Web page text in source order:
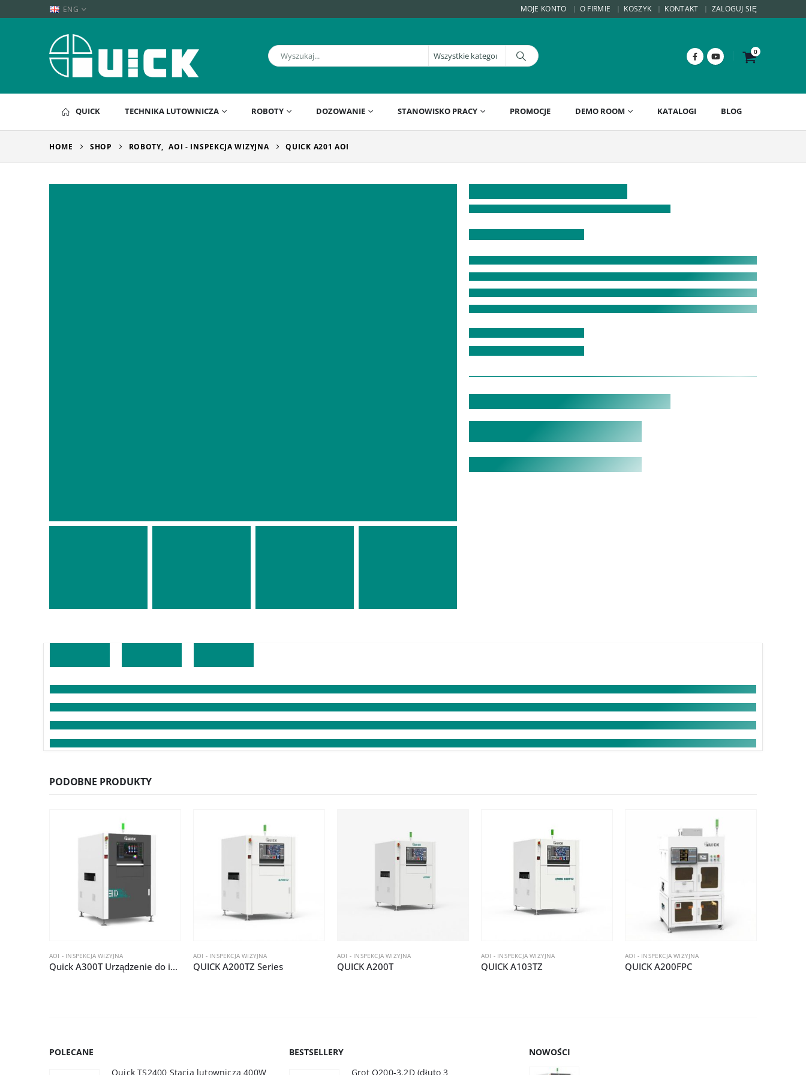
ENG MOJE KONTO O FIRMIE KOSZYK KONTAKT ZALOGUJ SIĘ
0
QUICK TECHNIKA LUTOWNICZA ROBOTY DOZOWANIE STANOWISKO PRACY PROMOCJE DEMO ROOM KATALOGI BLOG
HOME SHOP ROBOTY, AOI - INSPEKCJA WIZYJNA QUICK A201 AOI
PODOBNE PRODUKTY
AOI - INSPEKCJA WIZYJNA
Quick A300T Urządzenie do inspekcji AOI 3D
AOI - INSPEKCJA WIZYJNA
QUICK A200TZ Series
AOI - INSPEKCJA WIZYJNA
QUICK A200T
AOI - INSPEKCJA WIZYJNA
QUICK A103TZ
AOI - INSPEKCJA WIZYJNA
QUICK A200FPC
POLECANE
Quick TS2400 Stacja lutownicza 400W
BESTSELLERY
Grot Q200-3.2D (dłuto 3
NOWOŚCI